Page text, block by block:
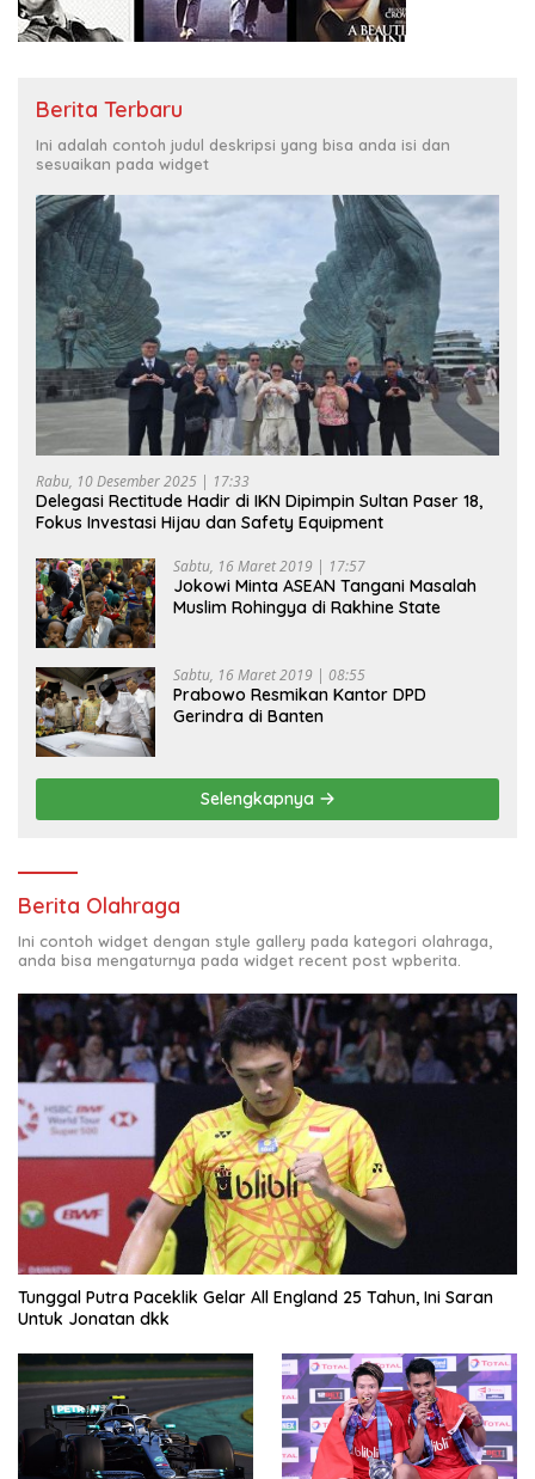
Berita Terbaru
Ini adalah contoh judul deskripsi yang bisa anda isi dan
sesuaikan pada widget
Rabu, 10 Desember 2025 | 17:33
Delegasi Rectitude Hadir di IKN Dipimpin Sultan Paser 18,
Fokus Investasi Hijau dan Safety Equipment
Sabtu, 16 Maret 2019 | 17:57
Jokowi Minta ASEAN Tangani Masalah
Muslim Rohingya di Rakhine State
Sabtu, 16 Maret 2019 | 08:55
Prabowo Resmikan Kantor DPD
Gerindra di Banten
Selengkapnya
Berita Olahraga
Ini contoh widget dengan style gallery pada kategori olahraga,
anda bisa mengaturnya pada widget recent post wpberita.
Tunggal Putra Paceklik Gelar All England 25 Tahun, Ini Saran
Untuk Jonatan dkk